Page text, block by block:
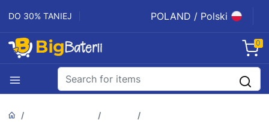
DO 30% TANIEJ POLAND / Polski
0